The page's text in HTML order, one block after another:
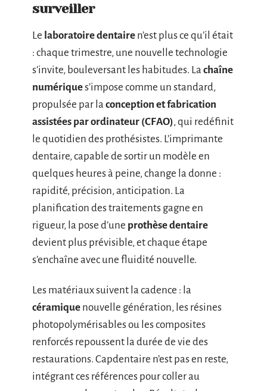
surveiller
Le laboratoire dentaire n’est plus ce qu’il était
: chaque trimestre, une nouvelle technologie
s’invite, bouleversant les habitudes. La chaîne
numériques’impose comme un standard,
propulsée par la conception et fabrication
assistées par ordinateur (CFAO), qui redéfinit
le quotidien des prothésistes. L’imprimante
dentaire, capable de sortir un modèle en
quelques heures à peine, change la donne :
rapidité, précision, anticipation. La
planification des traitements gagne en
rigueur, la pose d’une prothèse dentaire
devient plus prévisible, et chaque étape
s’enchaîne avec une fluidité nouvelle.
Les matériaux suivent la cadence : la
céramique nouvelle génération, les résines
photopolymérisables ou les composites
renforcés repoussent la durée de vie des
restaurations. Capdentaire n’est pas en reste,
intégrant ces références pour coller au